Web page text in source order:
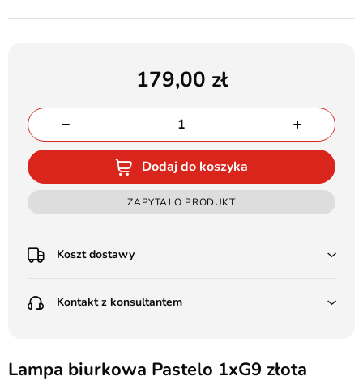
179,00
Dodaj do koszyka
ZAPYTAJ O PRODUKT
Koszt dostawy
Poczta Polska Kurier 48H - 11 zł
(od 1000 zł dla gabarytów, nie dotyczy produktów 3m)
Kontakt z konsultantem
Batalionów Chłopskich 12, 94-058 Łódź
Lampa biurkowa Pastelo 1xG9 złota